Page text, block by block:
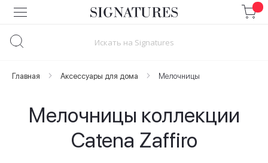
Skip
to
Главная Аксессуары для дома Мелочницы
Мелочницы коллекции
Catena Zaffiro